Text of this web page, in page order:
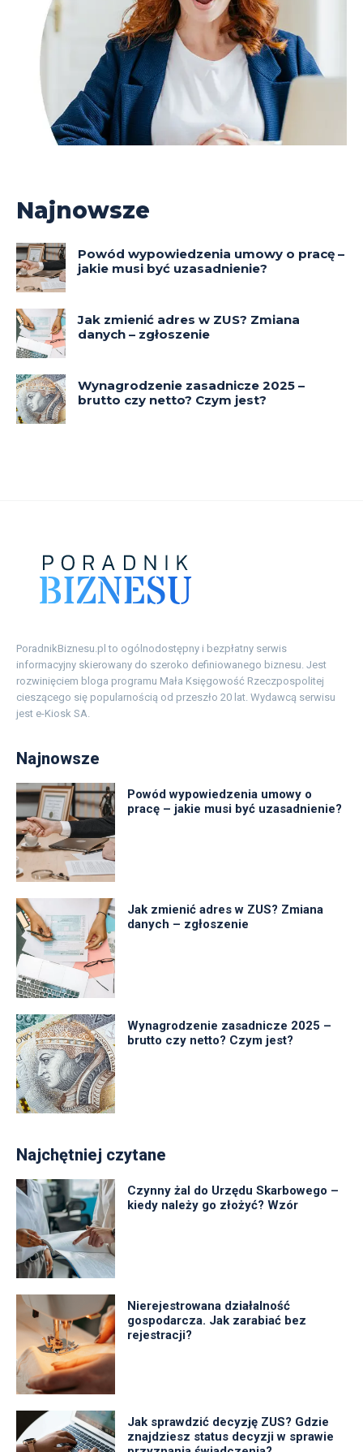
PoradnikBiznesu.pl to ogólnodostępny i bezpłatny serwis
informacyjny skierowany do szeroko definiowanego biznesu. Jest
rozwinięciem bloga programu Mała Księgowość Rzeczpospolitej
cieszącego się popularnością od przeszło 20 lat. Wydawcą serwisu
jest e-Kiosk SA.
Najnowsze
Powód wypowiedzenia umowy o
pracę – jakie musi być uzasadnienie?
Jak zmienić adres w ZUS? Zmiana
danych – zgłoszenie
Wynagrodzenie zasadnicze 2025 –
brutto czy netto? Czym jest?
Najchętniej czytane
Czynny żal do Urzędu Skarbowego –
kiedy należy go złożyć? Wzór
Nierejestrowana działalność
gospodarcza. Jak zarabiać bez
rejestracji?
Jak sprawdzić decyzję ZUS? Gdzie
znajdziesz status decyzji w sprawie